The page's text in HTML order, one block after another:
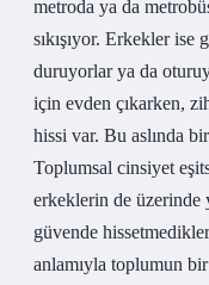
metroda ya da
sıkışıyor. Erkekler
duruyorlar ya da
için evden çıkarken,
hissi var. Bu aslında
Toplumsal cinsiyet
erkeklerin de üzerinde
güvende
anlamıyla toplumun